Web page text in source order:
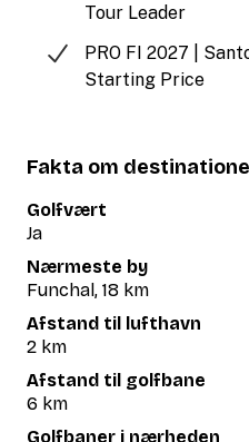
Tour Leader
PRO FI 2027 |
Starting Price
Fakta om
Golfvært
Ja
Nærmeste by
Funchal, 18 km
Afstand til lufthavn
2 km
Afstand til golfbane
6 km
Golfbaner i nærheden